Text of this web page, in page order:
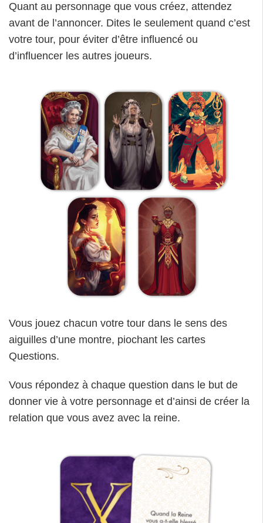
Quant au personnage que vous créez, attendez
avant de l’annoncer. Dites le seulement quand c’est
votre tour, pour éviter d’être influencé ou
d’influencer les autres joueurs.
Vous jouez chacun votre tour dans le sens des
aiguilles d’une montre, piochant les cartes
Questions.
Vous répondez à chaque question dans le but de
donner vie à votre personnage et d’ainsi de créer la
relation que vous avez avec la reine.